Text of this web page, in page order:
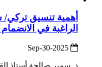
أهمية تنسيق
الراغبة في
د. سمير صالحة أستاذ